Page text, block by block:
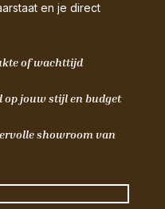
en je direct
of wachttijd
op jouw stijl en budget
showroom van